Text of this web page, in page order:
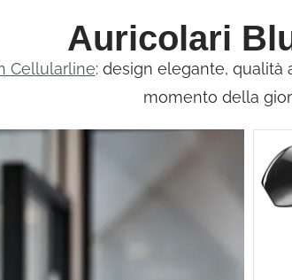
Auricolari
Cellularline: design elegante,
momento della